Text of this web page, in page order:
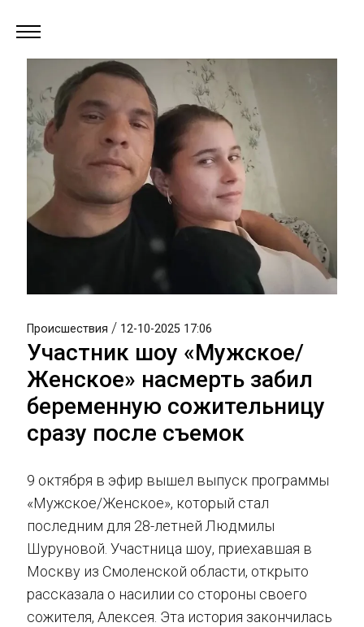
Происшествия / 12-10-2025 17:06
Участник шоу «Мужское/
Женское» насмерть забил
беременную сожительницу
сразу после съемок
9 октября в эфир вышел выпуск программы
«Мужское/Женское», который стал
последним для 28-летней Людмилы
Шуруновой. Участница шоу, приехавшая в
Москву из Смоленской области, открыто
рассказала о насилии со стороны своего
сожителя, Алексея. Эта история закончилась